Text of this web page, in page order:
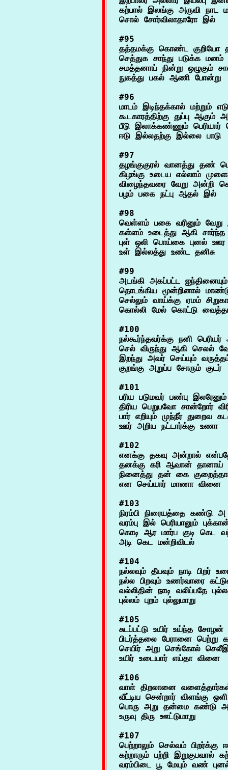
கற்பால் இலங்கு அருவி நாட
#95
தத்தமக்கு கொண்ட குறியோ
செத்துக சாந்து படுக்க மனம்
சமத்தனாய் நின்று ஒழுகும்
#96
மாடம் இடிந்தக்கால் மற்றும்
கூடகாரத்திற்கு துப்பு
பீடு இலாக்கண்ணும் பெரியார்
#97
தழங்குகுரல் வானத்து தண்
கிழங்கு உடைய எல்லாம்
விழைந்தவரை வேறு அன்றி
#98
வெள்ளம் பகை வரினும்
கள்ளம் உடைத்து ஆகி சார்ந்த
புள் ஒலி பொய்கை புனல்
#99
அடங்கி அகப்பட்ட
தொடங்கிய மூன்றினால்
செல்லும் வாய்க்கு ஏமம்
#100
நல்கூர்ந்தவர்க்கு நனி பெரியர்
செல் விருந்து ஆகி செலல்
இறந்து அவர் செய்யும் வருத்தம்
#101
பரிய படுமவர் பண்பு இலரேனும்
திரிய பெறுபவோ சான்றோர்
பார் எறியும் முந்நீர்
#102
எனக்கு தகவு அன்றால்
தனக்கு கரி ஆவான் தானாய்
நினைத்து தன் கை
#103
நிரம்பி நிரையத்தை கண்டு அ
வரம்பு இல் பெரியானும்
கொடி ஆர மார்ப குடி கெட
#104
நல்லவும் தீயவும் நாடி பிறர்
நல்ல பிறவும் உணர்வாரை
வல்லிதின் நாடி வலிப்பதே
#105
சுடப்பட்டு உயிர் உய்ந்த சோழன்
பிடர்த்தலை பேரானை பெற்று
செயிர் அறு செங்கோல்
#106
வாள் திறலானை
வீட்டிய சென்றார் விளங்கு
பொரு அறு தன்மை கண்டு
#107
பெற்றாலும் செல்வம் பிறர்க்கு
கற்றாரும் பற்றி இறுகுபவால்
வரம்பிடை பூ மேயும் வண்